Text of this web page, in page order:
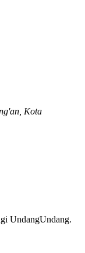
Kota
UndangUndang.